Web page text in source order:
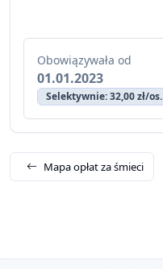
Obowiązywała od
01.01.2023
Selektywnie: 32,00 zł/os.
Mapa opłat za śmieci